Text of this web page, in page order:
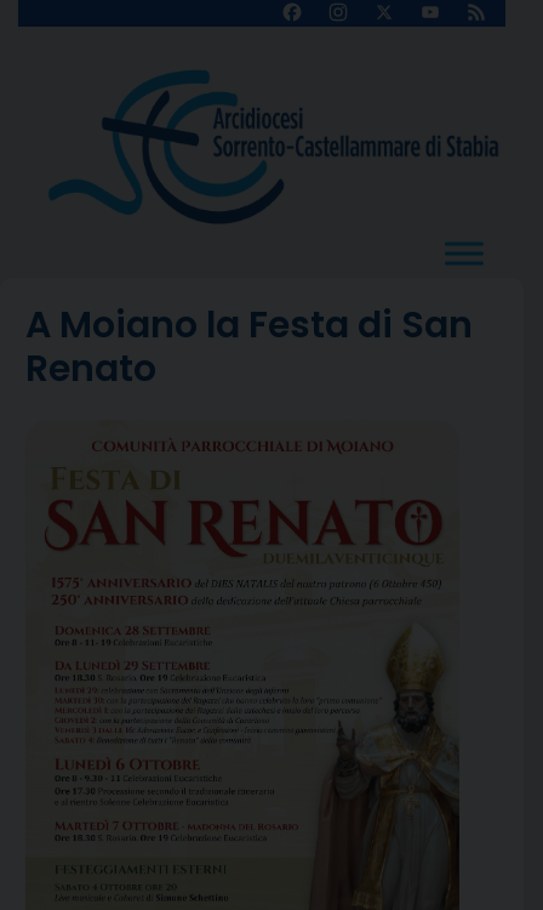
FacebookInstagram
X
YouTube
Feed
A Moiano la Festa di San
Renato